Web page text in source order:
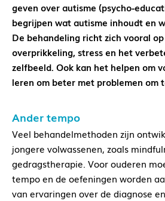
geven over autisme (psycho-
begrijpen wat autisme inhoudt en
De behandeling richt zich vooral
overprikkeling, stress en het
zelfbeeld. Ook kan het helpen om
leren om beter met problemen om
Ander tempo
Veel behandelmethoden zijn
jongere volwassenen, zoals
gedragstherapie. Voor ouderen
tempo en de oefeningen worden
van ervaringen over de diagnose